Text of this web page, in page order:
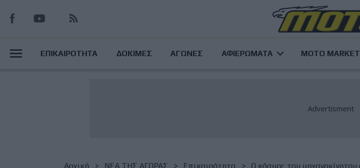
προς
κυρίως
MainΕΠΙΚΑΙΡΟΤΗΤΑ ΔΟΚΙΜΕΣ ΑΓΩΝΕΣ ΑΦΙΕΡΩΜΑΤΑ MOTO MARKET
Αρχική NΕΑ ΤΗΣ ΑΓΟΡΑΣ Επικαιρότητα Ο κόσμος του